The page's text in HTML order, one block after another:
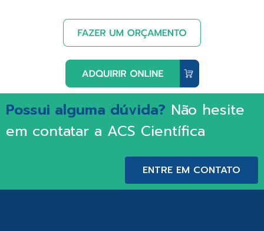
Possui alguma dúvida? Não hesite
em contatar a ACS Científica
ENTRE EM CONTATO